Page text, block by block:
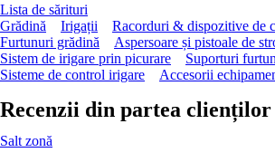
Lista de sărituri
Grădină
Irigații
Racorduri & dispozitive de
Furtunuri grădină
Aspersoare și pistoale de
Sistem de irigare prin picurare
Suporturi
Sisteme de control irigare
Accesorii
Recenzii din partea clienților
Salt zonă